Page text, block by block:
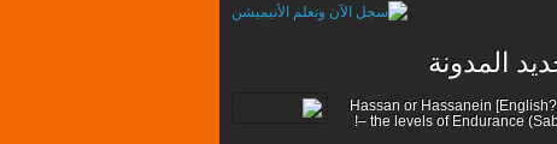
المدونة
[??English] Hassan or Hassanein
– the levels of Endurance